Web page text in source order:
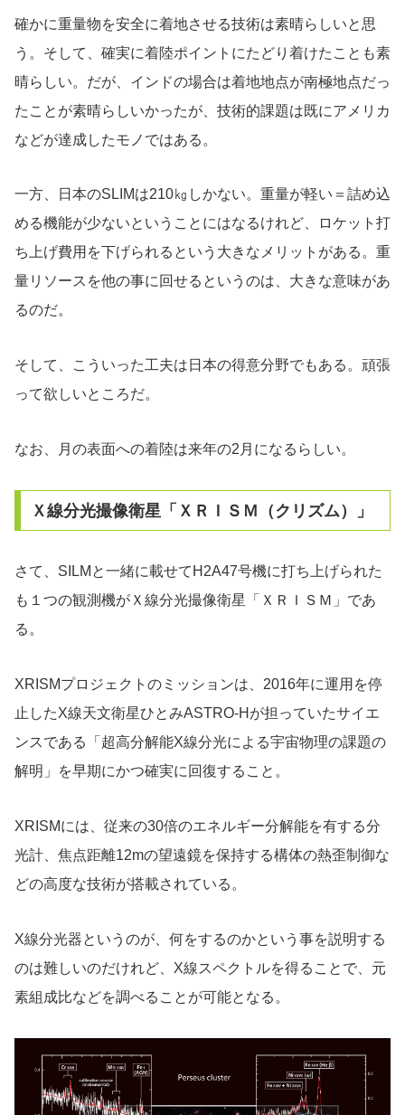
確かに重量物を安全に着地させる技術は素晴らしいと思
う。そして、確実に着陸ポイントにたどり着けたことも素
晴らしい。だが、インドの場合は着地地点が南極地点だっ
たことが素晴らしいかったが、技術的課題は既にアメリカ
などが達成したモノではある。
一方、日本のSLIMは210㎏しかない。重量が軽い＝詰め込
める機能が少ないということにはなるけれど、ロケット打
ち上げ費用を下げられるという大きなメリットがある。重
量リソースを他の事に回せるというのは、大きな意味があ
るのだ。
そして、こういった工夫は日本の得意分野でもある。頑張
って欲しいところだ。
なお、月の表面への着陸は来年の2月になるらしい。
Ｘ線分光撮像衛星「ＸＲＩＳＭ（クリズム）」
さて、SILMと一緒に載せてH2A47号機に打ち上げられた
も１つの観測機がＸ線分光撮像衛星「ＸＲＩＳＭ」であ
る。
XRISMプロジェクトのミッションは、2016年に運用を停
止したX線天文衛星ひとみASTRO-Hが担っていたサイエ
ンスである「超高分解能X線分光による宇宙物理の課題の
解明」を早期にかつ確実に回復すること。
XRISMには、従来の30倍のエネルギー分解能を有する分
光計、焦点距離12mの望遠鏡を保持する構体の熱歪制御な
どの高度な技術が搭載されている。
X線分光器というのが、何をするのかという事を説明する
のは難しいのだけれど、X線スペクトルを得ることで、元
素組成比などを調べることが可能となる。